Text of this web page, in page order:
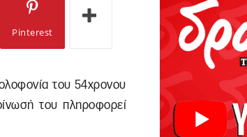
Pinterest
του 54χρονου
του πληροφορεί